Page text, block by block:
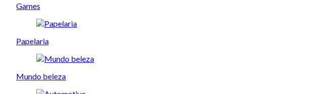
Games
Papelaria
Mundo beleza